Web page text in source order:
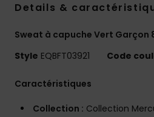
Details &
Sweat à capuche Vert Garçon
Style EQBFT03921 Code
Caractéristiques
Collection : Collection